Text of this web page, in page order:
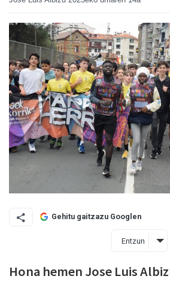
Gehitu gaitzazu Googlen
Entzun
Hona hemen Jose Luis